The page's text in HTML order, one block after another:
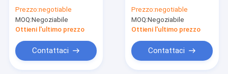
fisica 8 della giungla
dell'attrezzatura
della palestra del
Prezzo:negotiable
MOQ:Negoziabile
Ottieni l'ultimo prezzo
Contattaci
multi attrezzatura
domestica della
palestra della
Prezzo:negotiable
MOQ:Negoziabile
Ottieni l'ultimo prezzo
Contattaci